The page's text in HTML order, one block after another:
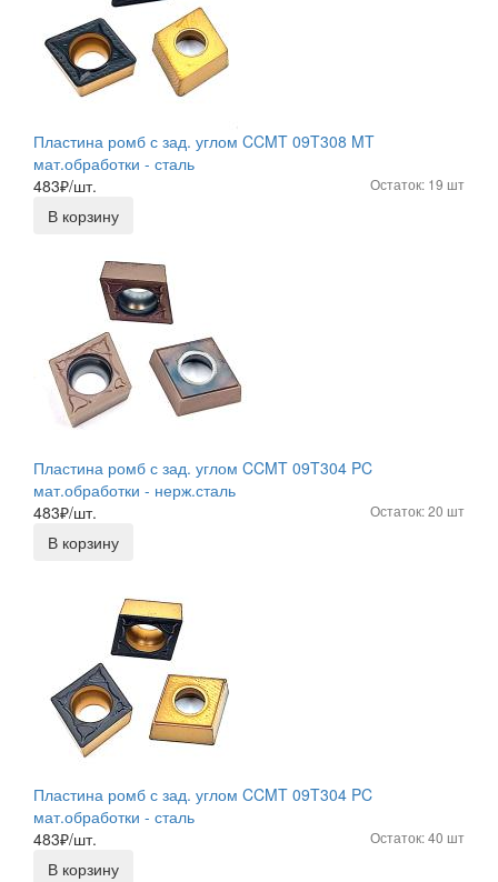
Пластина ромб с зад. углом CCMT 09T308 MT
мат.обработки - сталь
483₽/шт. Остаток: 19 шт
В корзину
Пластина ромб с зад. углом CCMT 09T304 PC
мат.обработки - нерж.сталь
483₽/шт. Остаток: 20 шт
В корзину
Пластина ромб с зад. углом CCMT 09T304 PC
мат.обработки - сталь
483₽/шт. Остаток: 40 шт
В корзину